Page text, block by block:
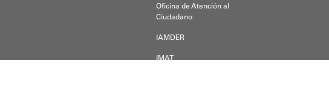
Oficina de Atención al
Ciudadano
IAMDER
IMAT